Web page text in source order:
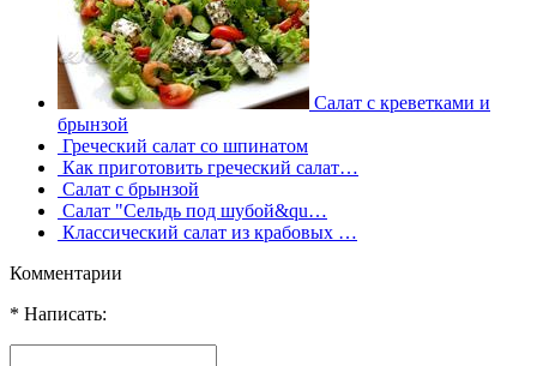
Салат с креветками и
брынзой
Греческий салат со шпинатом
Как приготовить греческий салат…
Салат с брынзой
Салат "Сельдь под шубой&qu…
Классический салат из крабовых …
Комментарии
* Написать: